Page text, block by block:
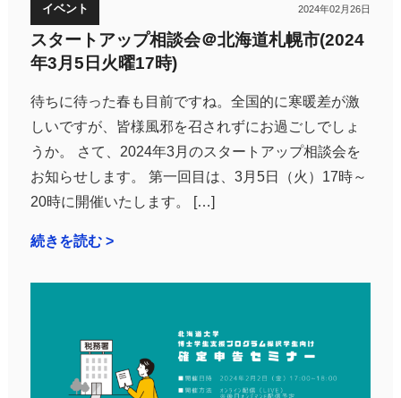
イベント 2024年02月26日
スタートアップ相談会＠北海道札幌市(2024
年3月5日火曜17時)
待ちに待った春も目前ですね。全国的に寒暖差が激
しいですが、皆様風邪を召されずにお過ごしでしょ
うか。 さて、2024年3月のスタートアップ相談会を
お知らせします。 第一回目は、3月5日（火）17時～
20時に開催いたします。 […]
続きを読む >